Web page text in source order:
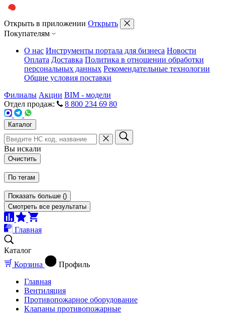
Открыть в приложении Открыть
Покупателям
О нас Инструменты портала для бизнеса Новости
Оплата Доставка Политика в отношении обработки
персональных данных Рекомендательные технологии
Общие условия поставки
Филиалы Акции BIM - модели
Отдел продаж:
8 800 234 69 80
Каталог
Вы искали
Очистить
По тегам
Показать больше ()
Смотреть все результаты
Главная
Каталог
Корзина
Профиль
Главная
Вентиляция
Противопожарное оборудование
Клапаны противопожарные